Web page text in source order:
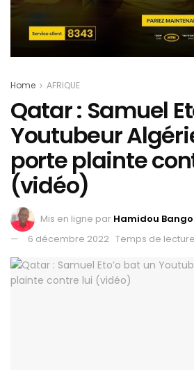
Home AFRIQUE
Qatar : Samuel
Youtubeur
porte plainte
(vidéo)
Mis en ligne par Hamidou
6 décembre 2022 Temps de